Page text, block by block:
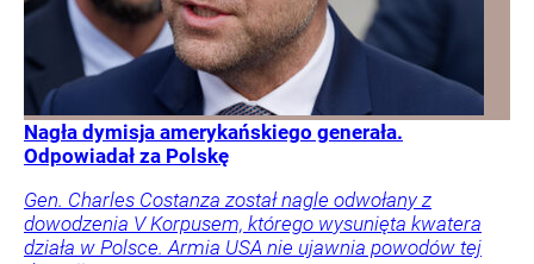
Nagła dymisja amerykańskiego generała.
Odpowiadał za Polskę
Gen. Charles Costanza został nagle odwołany z
dowodzenia V Korpusem, którego wysunięta kwatera
działa w Polsce. Armia USA nie ujawnia powodów tej